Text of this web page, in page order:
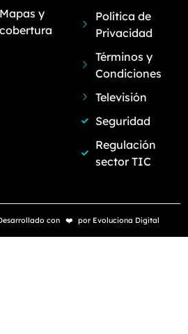
Mapas y
cobertura
Política de
Privacidad
Términos y
Condiciones
Televisión
Seguridad
Regulación
sector TIC
con ❤️ por Evoluciona Digital